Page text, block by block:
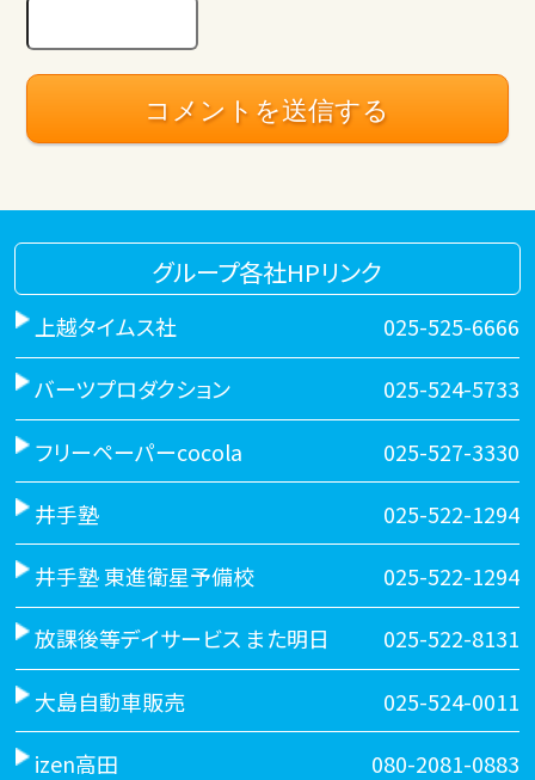
グループ各社HPリンク
上越タイムス社 025-525-6666
バーツプロダクション 025-524-5733
フリーペーパーcocola 025-527-3330
井手塾 025-522-1294
井手塾 東進衛星予備校 025-522-1294
放課後等デイサービス また明日 025-522-8131
大島自動車販売 025-524-0011
izen高田 080-2081-0883